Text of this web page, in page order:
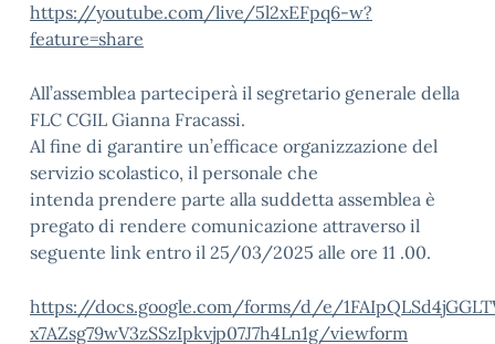
https://youtube.com/live/5l2xEFpq6-w?
feature=share
All’assemblea parteciperà il segretario generale della
FLC CGIL Gianna Fracassi.
Al fine di garantire un’efficace organizzazione del
servizio scolastico, il personale che
intenda prendere parte alla suddetta assemblea è
pregato di rendere comunicazione attraverso il
seguente link entro il 25/03/2025 alle ore 11 .00.
https://docs.google.com/forms/d/e/
x7AZsg79wV3zSSzIpkvjp07J7h4Ln1g/viewform